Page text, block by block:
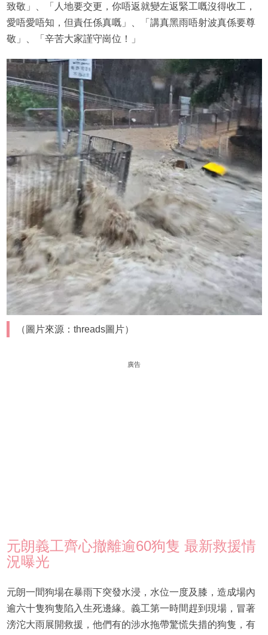
致敬」、「人地要交更，你唔返就變左返緊工嘅沒得收工，
愛唔愛唔知，但責任係真嘅」、「講真黑雨唔射波真係要尊
敬」、「辛苦大家謹守崗位！」
（圖片來源：threads圖片）
廣告
元朗義工齊心撤離逾60狗隻 最新救援情
況曝光
元朗一間狗場在暴雨下突發水浸，水位一度及膝，造成場內
逾六十隻狗隻陷入生死邊緣。義工第一時間趕到現場，冒著
滂沱大雨展開救援，他們有的涉水拖帶驚慌失措的狗隻，有